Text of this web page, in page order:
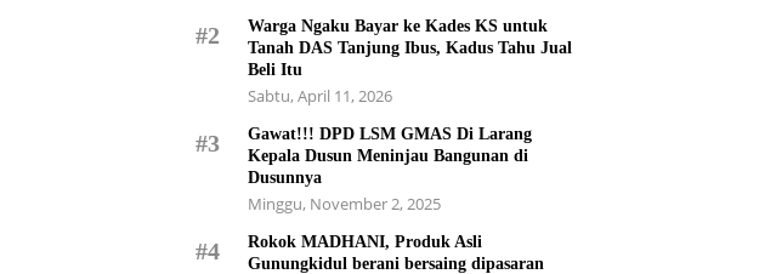
#2
Warga Ngaku Bayar ke Kades KS untuk
Tanah DAS Tanjung Ibus, Kadus Tahu Jual
Beli Itu
Sabtu, April 11, 2026
#3
Gawat!!! DPD LSM GMAS Di Larang
Kepala Dusun Meninjau Bangunan di
Dusunnya
Minggu, November 2, 2025
#4
Rokok MADHANI, Produk Asli
Gunungkidul berani bersaing dipasaran